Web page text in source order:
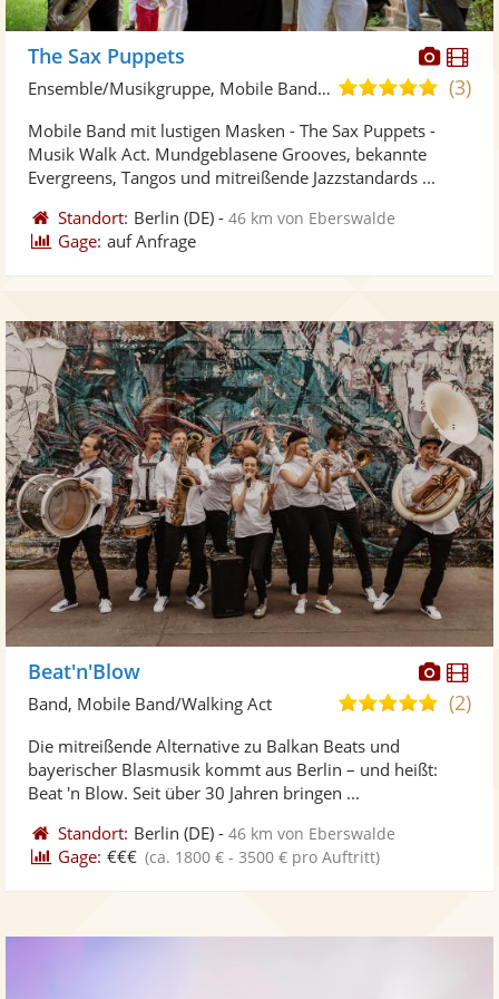
The Sax Puppets
5,0(3)
Ensemble/Musikgruppe, Mobile Band/Walking Act
Mobile Band mit lustigen Masken - The Sax Puppets -
Musik Walk Act. Mundgeblasene Grooves, bekannte
Evergreens, Tangos und mitreißende Jazzstandards ...
Standort: Berlin (DE) -46 km von Eberswalde
Gage: auf Anfrage
Beat'n'Blow
5,0(2)
Band, Mobile Band/Walking Act
Die mitreißende Alternative zu Balkan Beats und
bayerischer Blasmusik kommt aus Berlin – und heißt:
Beat 'n Blow. Seit über 30 Jahren bringen ...
Standort: Berlin (DE) -46 km von Eberswalde
Gage: €€€ (ca. 1800 € - 3500 € pro Auftritt)